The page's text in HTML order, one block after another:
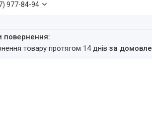
977-84-94
товару протягом 14 днівза